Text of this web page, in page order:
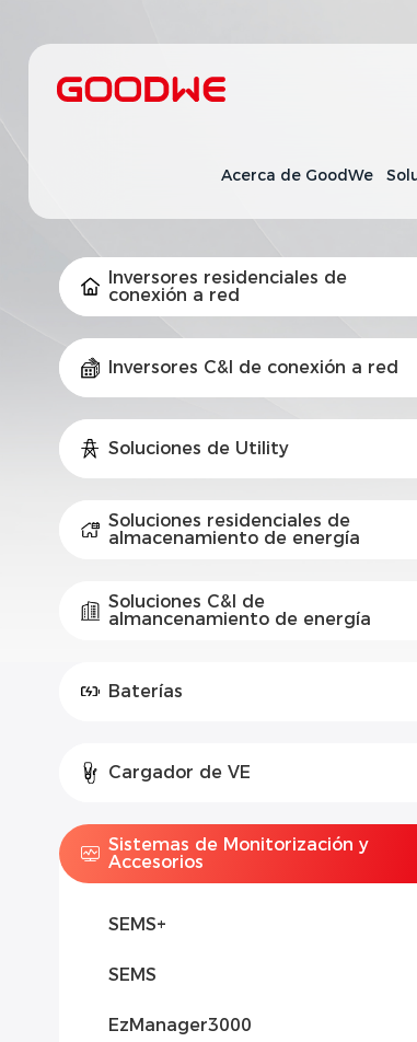
Acerca de GoodWe
Inversores residenciales de
conexión a red
Inversores C&I de conexión a red
Soluciones de Utility
Soluciones residenciales de
almacenamiento de energía
Soluciones C&I de
almancenamiento de energía
Baterías
Cargador de VE
Sistemas de Monitorización y
Accesorios
SEMS+
SEMS
EzManager3000